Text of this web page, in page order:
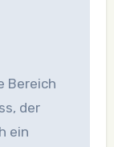
Bereich
der
ein